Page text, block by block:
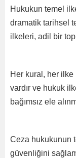
Hukukun temel
dramatik tarihsel
ilkeleri, adil bir
Her kural, her ilke
vardır ve hukuk
bağımsız ele
Ceza hukukunun
güvenliğini